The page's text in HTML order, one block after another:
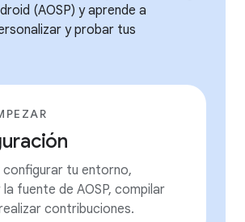
(AOSP) y aprende a
y probar tus
configurar tu entorno,
fuente de AOSP, compilar
contribuciones.